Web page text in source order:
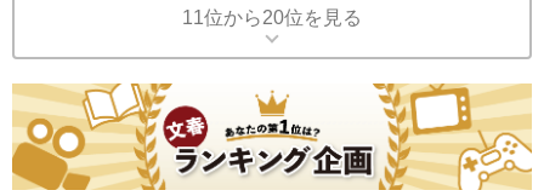
11位から20位を見る